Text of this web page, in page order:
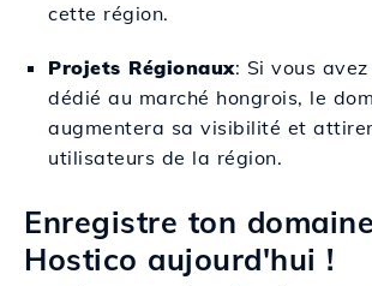
cette région.
Projets Régionaux: Si vous
dédié au marché hongrois, le
augmentera sa visibilité et
utilisateurs de la région.
Enregistre ton
Hostico aujourd'hui !